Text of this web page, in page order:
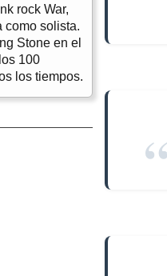
rock War,
como solista.
Stone en el
100
los tiempos.